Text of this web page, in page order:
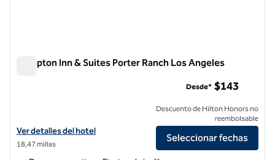
Hampton Inn & Suites Porter Ranch Los Angeles
Ver detalles del hotel Hampton Inn & Suites Porter Ranch Los
Ver detalles del hotel
18,47 millas
Desde* $143
Descuento de Hilton Honors no
reembolsable
Seleccionar fechas